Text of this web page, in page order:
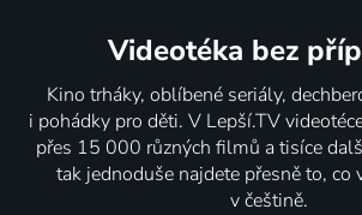
Videotéka bez
Kino trháky, oblíbené seriály,
i pohádky pro děti. V Lepší.TV
přes 15 000 různých filmů a tisíce
tak jednoduše najdete přesně to, co
v češtině.